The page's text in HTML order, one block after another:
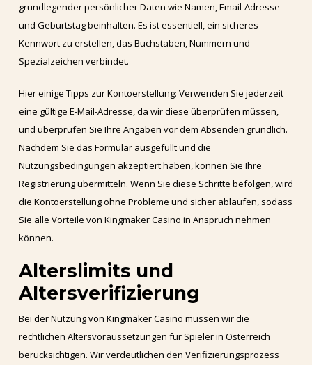
grundlegender persönlicher Daten wie Namen, Email-Adresse
und Geburtstag beinhalten. Es ist essentiell, ein sicheres
Kennwort zu erstellen, das Buchstaben, Nummern und
Spezialzeichen verbindet.
Hier einige Tipps zur Kontoerstellung: Verwenden Sie jederzeit
eine gültige E-Mail-Adresse, da wir diese überprüfen müssen,
und überprüfen Sie Ihre Angaben vor dem Absenden gründlich.
Nachdem Sie das Formular ausgefüllt und die
Nutzungsbedingungen akzeptiert haben, können Sie Ihre
Registrierung übermitteln. Wenn Sie diese Schritte befolgen, wird
die Kontoerstellung ohne Probleme und sicher ablaufen, sodass
Sie alle Vorteile von Kingmaker Casino in Anspruch nehmen
können.
Alterslimits und
Altersverifizierung
Bei der Nutzung von Kingmaker Casino müssen wir die
rechtlichen Altersvoraussetzungen für Spieler in Österreich
berücksichtigen. Wir verdeutlichen den Verifizierungsprozess